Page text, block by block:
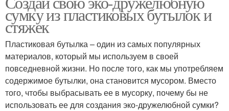
сумку из пластиковых бутылок и
стяжек
Пластиковая бутылка – один из самых популярных
материалов, который мы используем в своей
повседневной жизни. Но после того, как мы употребляем
содержимое бутылки, она становится мусором. Вместо
того, чтобы выбрасывать ее в мусорку, почему бы не
использовать ее для создания эко-дружелюбной сумки?